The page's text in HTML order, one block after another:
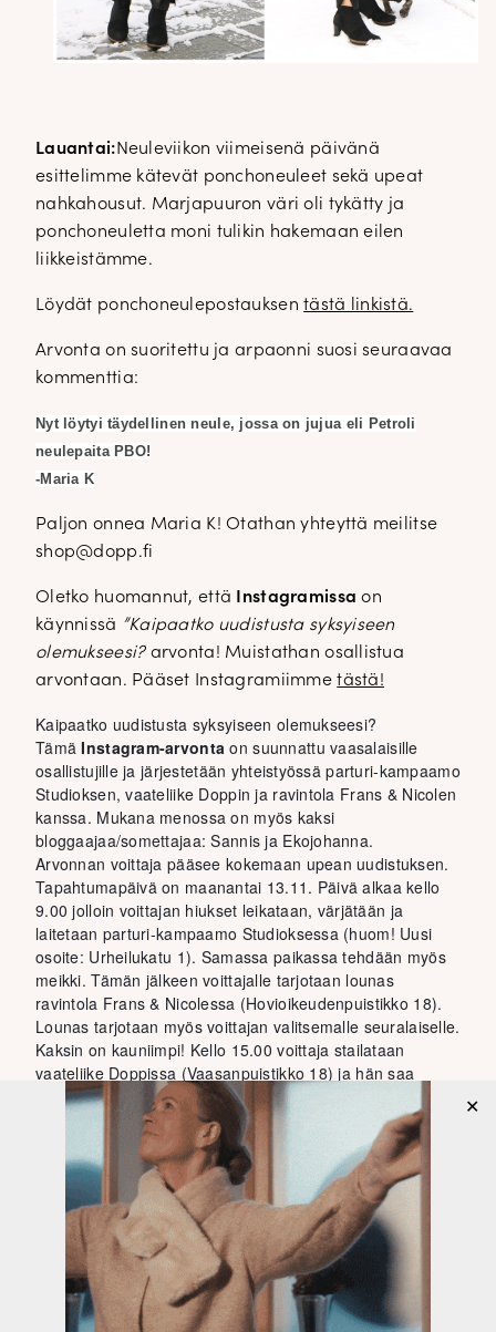
Lauantai:Neuleviikon viimeisenä päivänä
esittelimme kätevät ponchoneuleet sekä upeat
nahkahousut. Marjapuuron väri oli tykätty ja
ponchoneuletta moni tulikin hakemaan eilen
liikkeistämme.
Löydät ponchoneulepostauksentästä linkistä.
Arvonta on suoritettu ja arpaonni suosi seuraavaa
kommenttia:
Nyt löytyi täydellinen neule, jossa on jujua eli Petroli
neulepaita PBO!
-Maria K
Paljon onnea Maria K! Otathan yhteyttä meilitse
shop@dopp.fi
Oletko huomannut, että Instagramissa on
käynnissä ”Kaipaatko uudistusta syksyiseen
olemukseesi? arvonta! Muistathan osallistua
arvontaan. Pääset Instagramiimmetästä!
Kaipaatko uudistusta syksyiseen olemukseesi?
Tämä Instagram-arvonta on suunnattu vaasalaisille
osallistujille ja järjestetään yhteistyössä parturi-kampaamo
Studioksen, vaateliike Doppin ja ravintola Frans & Nicolen
kanssa. Mukana menossa on myös kaksi
bloggaajaa/somettajaa: Sannis ja Ekojohanna.
Arvonnan voittaja pääsee kokemaan upean uudistuksen.
Tapahtumapäivä on maanantai 13.11. Päivä alkaa kello
9.00 jolloin voittajan hiukset leikataan, värjätään ja
laitetaan parturi-kampaamo Studioksessa (huom! Uusi
osoite: Urheilukatu 1). Samassa paikassa tehdään myös
meikki. Tämän jälkeen voittajalle tarjotaan lounas
ravintola Frans & Nicolessa (Hovioikeudenpuistikko 18).
Lounas tarjotaan myös voittajan valitsemalle seuralaiselle.
Kaksin on kauniimpi! Kello 15.00 voittaja stailataan
vaateliike Doppissa (Vaasanpuistikko 18) ja hän saa
itselleen 100 euron arvoisen lahjakortin kyseiseen
liikkeeseen. Luvassa on mukava maanantai, täynnä
hemmottelua! Muodonmuutoksen lopputulos esitellään
järjestäjien somekanavien kautta! Osallistut arvontaan
seuraavalla tavalla:
Seuraa arvonnan järjestäviä Instagramtilejä:
@ekojohanna
@sannis_2.0
@studiosvaasa
@doppwoman
✕